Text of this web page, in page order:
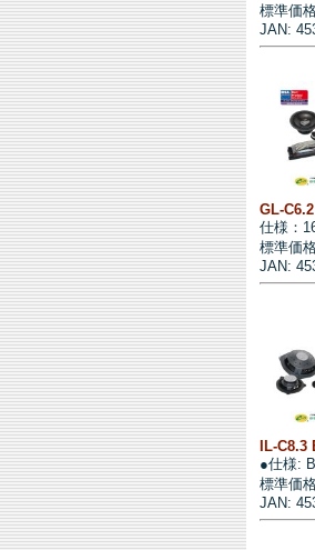
標準価
JAN:
GL-C6.2
仕様：
標準価
JAN:
IL-
●仕様:
標準価
JAN: